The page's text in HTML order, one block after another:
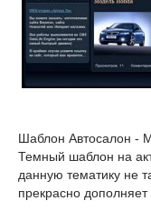
Шаблон Автосалон -
Темный шаблон на
данную тематику не
прекрасно